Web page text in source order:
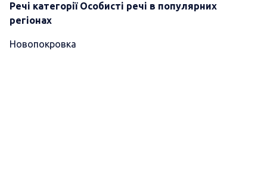
Речі категорії Особисті речі в популярних
регіонах
Новопокровка